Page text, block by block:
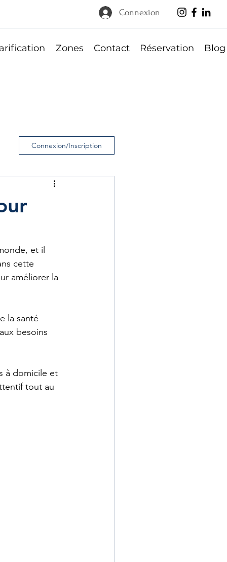
Connexion
Zones Contact Réservation Blog
Connexion/Inscription
et il
cette
améliorer la
la santé
besoins
à domicile et
tout au